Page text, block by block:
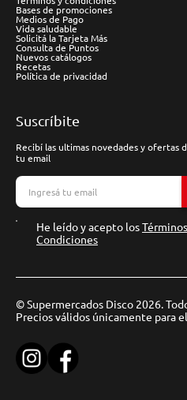
Bases de promociones
Medios de Pago
Vida saludable
Solicitá la Tarjeta Más
Consulta de Puntos
Nuevos catálogos
Recetas
Política de privacidad
Suscríbite
Recibí las ultimas novedades y ofertas
tu email
He leído y acepto los
Condiciones
© Supermercados Disco 2026.
Precios válidos únicamente para